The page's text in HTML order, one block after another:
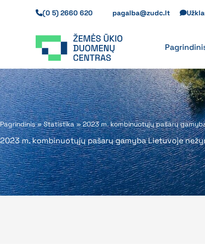
(0 5) 2660 620 pagalba@zudc.lt
Pagrindinis»Statistika»2023 m. kombinuotųjų pašarų
2023 m. kombinuotųjų pašarų gamyba Lietuvoje